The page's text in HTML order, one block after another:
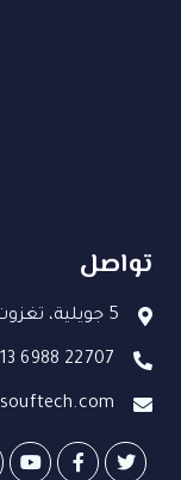
تواصل
5 جويلية، تغزوت، الوادي، الجزائر
6988 22707